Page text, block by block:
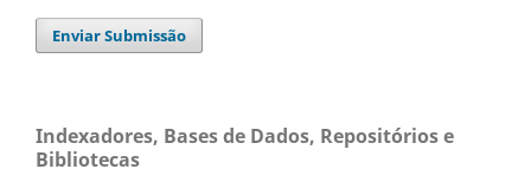
Enviar Submissão
Indexadores, Bases de Dados, Repositórios e
Bibliotecas